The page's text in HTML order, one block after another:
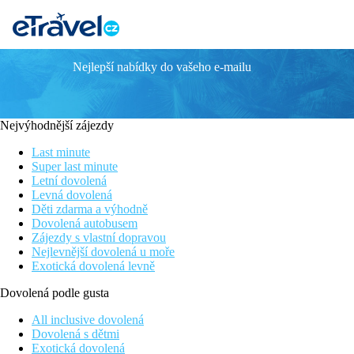
Sunwing Resort Kamala Beach
Klidné prostředí
Resort vhodný pro rodiny s dětmi
V dosahu obchodů a restaurací
Hotel přímo u písčité pláže
Poloha
Klidné místo v západní části ostrova. Vesnice Kamala cca 10
restaurací a barů cca 20 minut jízdy.
Vybavení
Vstupní hala s recepcí, 2 restaurace, 3 bary (1 u bazénu), 7
Pokoje
Studio: koupelna/WC (vysoušeč vlasů), klimatizace, TV/sat.,
Nejlepší nabídky do vašeho e-mailu
Nejvýhodnější zájezdy
Last minute
Super last minute
Letní dovolená
Levná dovolená
Děti zdarma a výhodně
Dovolená autobusem
Zájezdy s vlastní dopravou
Nejlevnější dovolená u moře
Exotická dovolená levně
Dovolená podle gusta
All inclusive dovolená
Dovolená s dětmi
Exotická dovolená